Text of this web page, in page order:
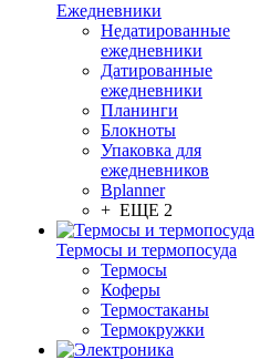
Ежедневники
Недатированные
ежедневники
Датированные
ежедневники
Планинги
Блокноты
Упаковка для
ежедневников
Bplanner
+ ЕЩЕ 2
Термосы и термопосуда
Термосы
Коферы
Термостаканы
Термокружки